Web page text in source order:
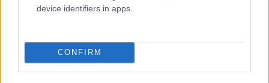
device identifiers in apps.
CONFIRM